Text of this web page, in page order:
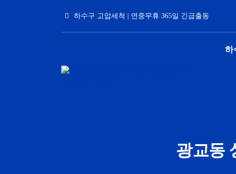
하수구 고압세척 | 연중무휴 365일 긴급출동
하
광교동